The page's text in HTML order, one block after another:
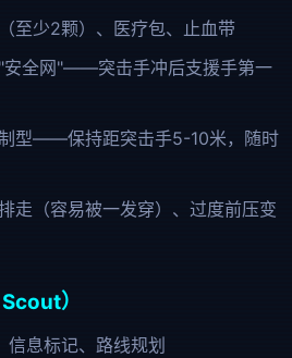
至少2颗）、医疗包、止血带
安全网"——突击手冲后支援手第一
型——保持距突击手5-10米，随时
走（容易被一发穿）、过度前压变
）
信息标记、路线规划